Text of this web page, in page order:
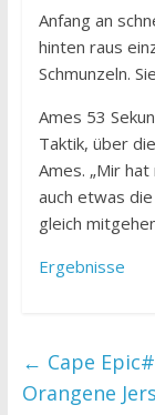
Anfang an
hinten raus
Schmunzeln.
Ames 53
Taktik, über
Ames. „Mir
auch etwas
gleich
Ergebnisse
← Cape
Orangene